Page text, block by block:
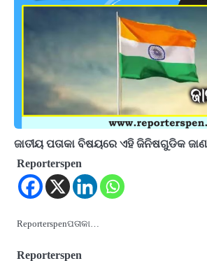
ଜାତୀୟ ପତାକା ବିଷୟରେ ଏହି ଜିନିଷଗୁଡିକ
Reporterspen
Reporterspenପତାକା…
Reporterspen